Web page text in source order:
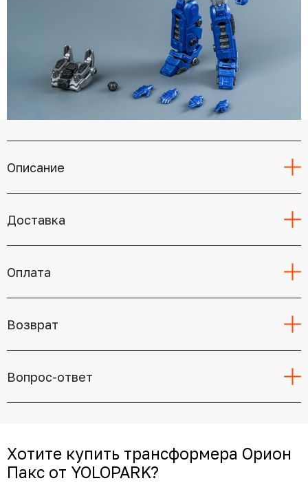
Описание
Доставка
Оплата
Возврат
Вопрос-ответ
Хотите купить трансформера Орион
Пакс от YOLOPARK?